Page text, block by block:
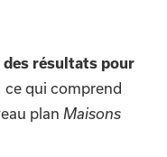
des résultats pour
, ce qui comprend
plan Maisons